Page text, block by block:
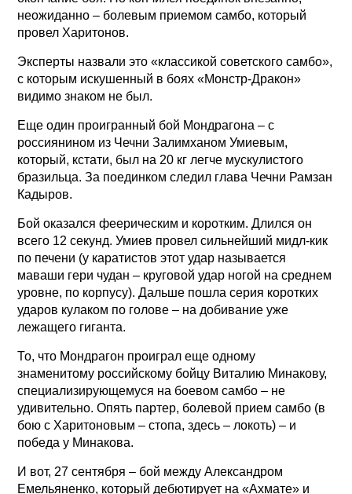
неожиданно – болевым приемом самбо, который
провел Харитонов.
Эксперты назвали это «классикой советского самбо»,
с которым искушенный в боях «Монстр-Дракон»
видимо знаком не был.
Еще один проигранный бой Мондрагона – с
россиянином из Чечни Залимханом Умиевым,
который, кстати, был на 20 кг легче мускулистого
бразильца. За поединком следил глава Чечни Рамзан
Кадыров.
Бой оказался феерическим и коротким. Длился он
всего 12 секунд. Умиев провел сильнейший мидл-кик
по печени (у каратистов этот удар называется
маваши гери чудан – круговой удар ногой на среднем
уровне, по корпусу). Дальше пошла серия коротких
ударов кулаком по голове – на добивание уже
лежащего гиганта.
То, что Мондрагон проиграл еще одному
знаменитому российскому бойцу Виталию Минакову,
специализирующемуся на боевом самбо – не
удивительно. Опять партер, болевой прием самбо (в
бою с Харитоновым – стопа, здесь – локоть) – и
победа у Минакова.
И вот, 27 сентября – бой между Александром
Емельяненко, который дебютирует на «Ахмате» и